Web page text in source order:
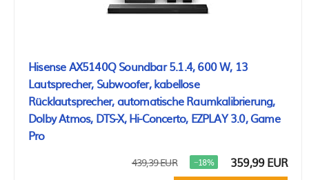
Hisense AX5140Q Soundbar 5.1.4, 600 W, 13
Lautsprecher, Subwoofer, kabellose
Rücklautsprecher, automatische Raumkalibrierung,
Dolby Atmos, DTS-X, Hi-Concerto, EZPLAY 3.0, Game
Pro
439,39 EUR −18% 359,99 EUR